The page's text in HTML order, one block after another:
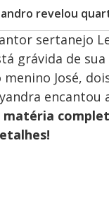
revelou
sertanejo
grávida de
menino José,
matéria